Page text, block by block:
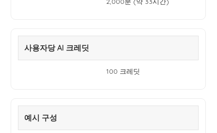
사용자당 AI 크레딧
100 크레딧
예시 구성